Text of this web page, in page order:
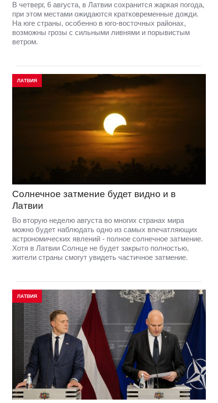
В четверг, 6 августа, в Латвии сохранится жаркая погода,
при этом местами ожидаются кратковременные дожди.
На юге страны, особенно в юго-восточных районах,
возможны грозы с сильными ливнями и порывистым
ветром.
ЛАТВИЯ
Солнечное затмение будет видно и в
Латвии
Во вторую неделю августа во многих странах мира
можно будет наблюдать одно из самых впечатляющих
астрономических явлений - полное солнечное затмение.
Хотя в Латвии Солнце не будет закрыто полностью,
жители страны смогут увидеть частичное затмение.
ЛАТВИЯ